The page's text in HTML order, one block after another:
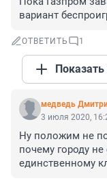
вариант
ОТВЕТИТЬ 1
медведь
3 июля 2020,
Ну положим не
почему городу
единственному